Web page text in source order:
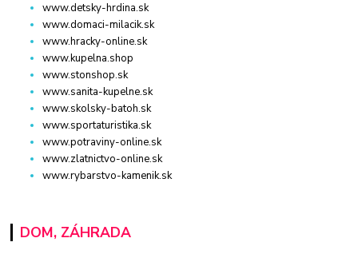
www.detsky-hrdina.sk
www.domaci-milacik.sk
www.hracky-online.sk
www.kupelna.shop
www.stonshop.sk
www.sanita-kupelne.sk
www.skolsky-batoh.sk
www.sportaturistika.sk
www.potraviny-online.sk
www.zlatnictvo-online.sk
www.rybarstvo-kamenik.sk
DOM, ZÁHRADA